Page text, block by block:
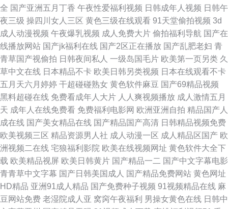
全 国产亚洲五月丁香 午夜性爱福利视频 日韩成年人视频 日韩午
夜三级 操四川女人三区 黄色三级在线观看 91天堂偷拍视频 3d
成人动漫视频 午夜爆乳视频 成人免费大片 偷拍福利导航 国产在
线播放网站 国产jk福利在线 国产2区正在播放 国产乱肥老妇 青
青草国产视偷拍 日韩夜间私人 一级岛国毛片 欧美第一页另类 久
草中文在线 日本精品不卡 欧美日韩另类视频 日本在线观看不卡
五月天六月婷婷 干超碰碰熟女 黄色软件麻豆 国产69精品视频
黑料超碰在线 免费看成年人大片 人人爽视频播放 成人激情五月
天 成年人在线免费看 免费福利电影网 欧洲亚洲自拍 精品国产人
成在线 国产美女精品在线 国产精品国产高清 日韩精品视频免费
欧美视频三区 精品资源男人社 成人动漫一区 成人精品区国产 欧
洲视频二在线 宅狼福利影院 欧美在线视频网址 黄色软件大全下
载 欧美精品视屏 欧美日韩黄片 国产精品一二 国产中文字幕电影
青青草中文字幕 国产日韩美国成人 国产精品免费网站 黄色网址
HD精品 亚洲91成人精品 国产免费种子视频 91视频精品在线 麻
豆网站免费 老湿院成人亚 窝窉午夜福利 男操女黄色在线 日韩中